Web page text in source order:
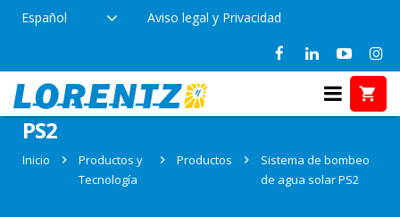
Español Aviso legal y Privacidad
Sistema de bombeo de agua solar
PS2
Inicio
Productos y
Tecnología
Productos
Sistema de bombeo
de agua solar PS2